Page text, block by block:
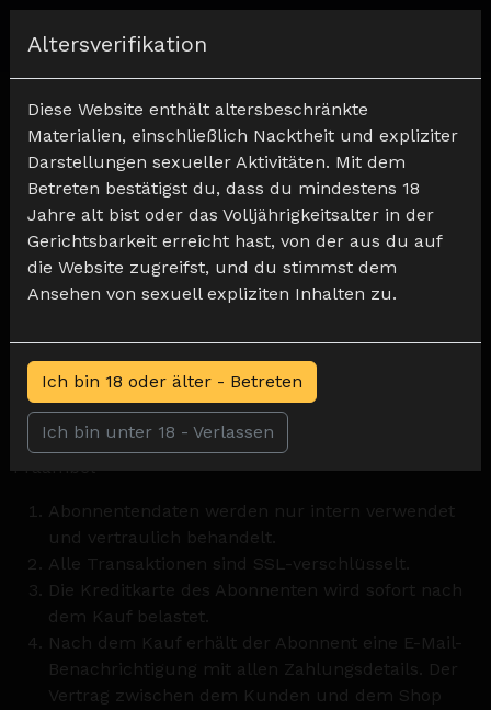
Altersverifikation
Diese Website enthält altersbeschränkte
Materialien, einschließlich Nacktheit und expliziter
Darstellungen sexueller Aktivitäten. Mit dem
Betreten bestätigst du, dass du mindestens 18
Jahre alt bist oder das Volljährigkeitsalter in der
Gerichtsbarkeit erreicht hast, von der aus du auf
die Website zugreifst, und du stimmst dem
Ansehen von sexuell expliziten Inhalten zu.
Ich bin 18 oder älter - Betreten
Ich bin unter 18 - Verlassen
Nutzungsbedingungen
Bevor die Transaktion des Abonnenten abgeschlossen
werden kann, muss der Abonnent diese Bedingungen
lesen und akzeptieren. Durch die Beantragung des
Zugangs und/oder der Dienste dieser Website erklärt
sich der Abonnent mit diesen Bedingungen
Diese Vereinbarung kann jederzeit geändert werden.
Änderungen werden auf dieser Website veröffentlicht
und sind ohne vorherige Ankündigung für jeden
Abonnenten wirksam.
Präambel
Abonnentendaten werden nur intern verwendet
und vertraulich behandelt.
Alle Transaktionen sind SSL-verschlüsselt.
Die Kreditkarte des Abonnenten wird sofort nach
dem Kauf belastet.
Nach dem Kauf erhält der Abonnent eine E-Mail-
Benachrichtigung mit allen Zahlungsdetails. Der
Vertrag zwischen dem Kunden und dem Shop